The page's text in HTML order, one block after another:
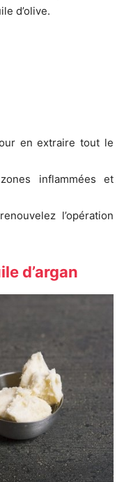
d’olive.
en extraire tout le
inflammées et
l’opération
d’argan